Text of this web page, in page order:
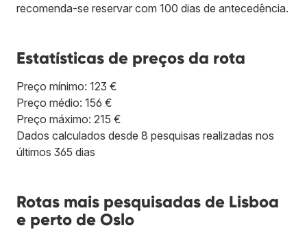
recomenda-se reservar com 100 dias de antecedência.
Estatísticas de preços da rota
Preço mínimo: 123 €
Preço médio: 156 €
Preço máximo: 215 €
Dados calculados desde 8 pesquisas realizadas nos
últimos 365 dias
Rotas mais pesquisadas de Lisboa
e perto de Oslo